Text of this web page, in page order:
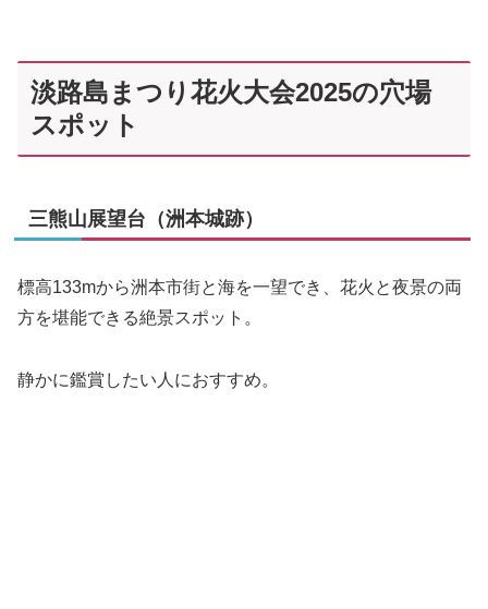
淡路島まつり花火大会2025の穴場
スポット
三熊山展望台（洲本城跡）
標高133mから洲本市街と海を一望でき、花火と夜景の両
方を堪能できる絶景スポット。
静かに鑑賞したい人におすすめ。